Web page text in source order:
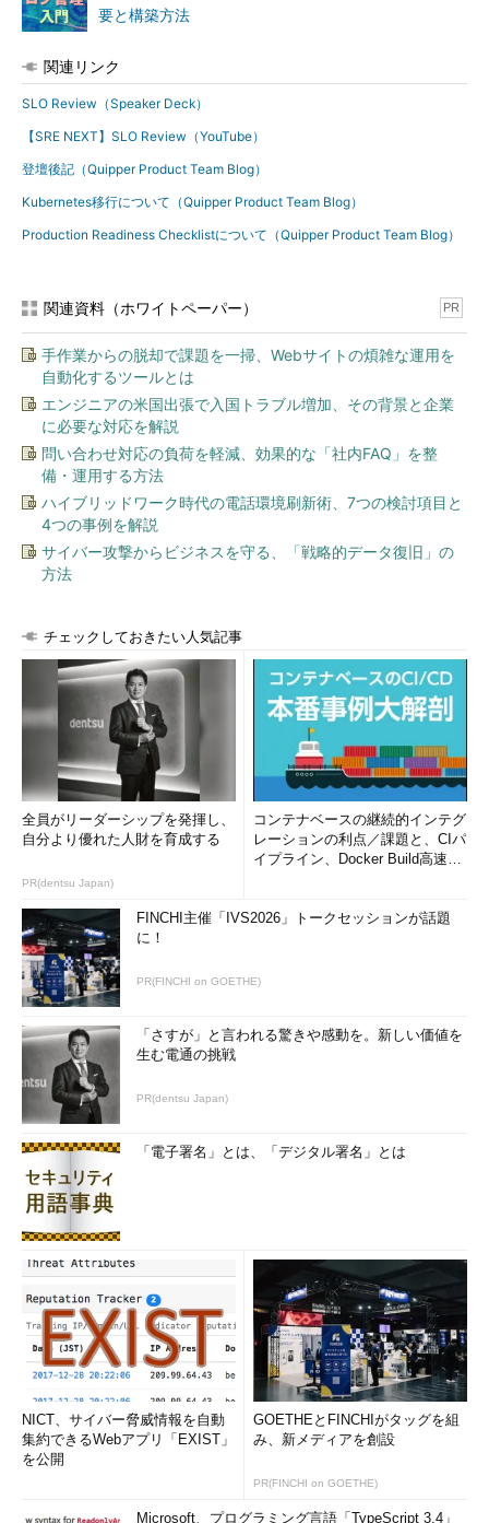
要と構築方法
関連リンク
SLO Review（Speaker Deck）
【SRE NEXT】SLO Review（YouTube）
登壇後記（Quipper Product Team Blog）
Kubernetes移行について（Quipper Product Team Blog）
Production Readiness Checklistについて（Quipper Product Team Blog）
関連資料（ホワイトペーパー） PR
手作業からの脱却で課題を一掃、Webサイトの煩雑な運用を
自動化するツールとは
エンジニアの米国出張で入国トラブル増加、その背景と企業
に必要な対応を解説
問い合わせ対応の負荷を軽減、効果的な「社内FAQ」を整
備・運用する方法
ハイブリッドワーク時代の電話環境刷新術、7つの検討項目と
4つの事例を解説
サイバー攻撃からビジネスを守る、「戦略的データ復旧」の
方法
チェックしておきたい人気記事
全員がリーダーシップを発揮し、
自分より優れた人財を育成する
PR(dentsu Japan)
コンテナベースの継続的インテグ
レーションの利点／課題と、CIパ
イプライン、Docker Build高速化
FINCHI主催「IVS2026」トークセッションが話題
に！
PR(FINCHI on GOETHE)
「さすが」と言われる驚きや感動を。新しい価値を
生む電通の挑戦
PR(dentsu Japan)
「電子署名」とは、「デジタル署名」とは
NICT、サイバー脅威情報を自動
集約できるWebアプリ「EXIST」
を公開
GOETHEとFINCHIがタッグを組
み、新メディアを創設
PR(FINCHI on GOETHE)
Microsoft、プログラミング言語「TypeScript 3.4」